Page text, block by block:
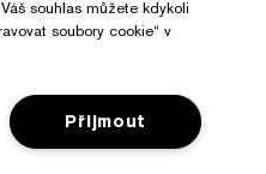
souhlas můžete kdykoli
soubory cookie“ v
Přijmout